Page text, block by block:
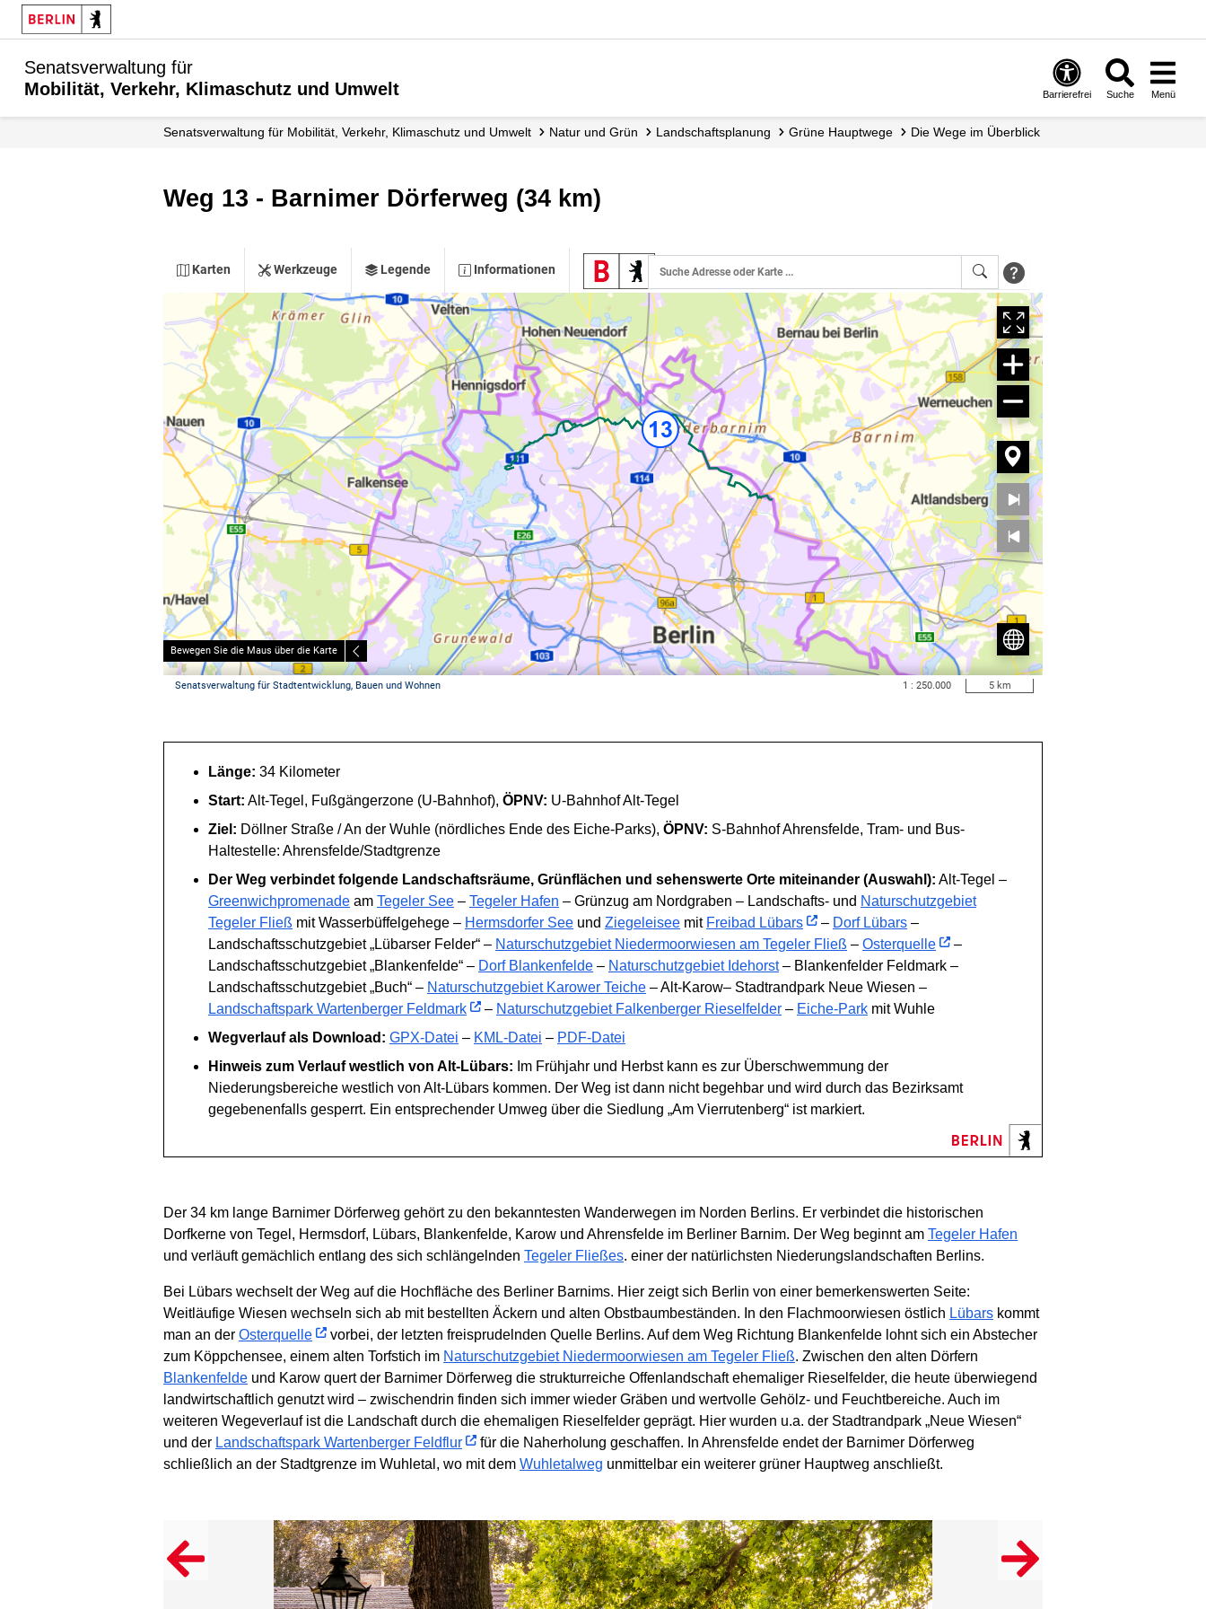
Senatsverwaltung für
Mobilität, Verkehr, Klimaschutz und Umwelt
Barrierefrei Suche Menü
Senatsverwaltung für Mobilität, Verkehr, Klimaschutz und Umwelt Natur und Grün Landschafts­planung Grüne Hauptwege Die Wege im Überblick
Weg 13 - Barnimer Dörferweg (34 km)
Länge: 34 Kilometer
Start: Alt-Tegel, Fußgängerzone (U-Bahnhof), ÖPNV: U-Bahnhof Alt-Tegel
Ziel: Döllner Straße / An der Wuhle (nördliches Ende des Eiche-Parks), ÖPNV: S-Bahnhof Ahrensfelde, Tram- und Bus-
Haltestelle: Ahrensfelde/Stadtgrenze
Der Weg verbindet folgende Landschaftsräume, Grünflächen und sehenswerte Orte miteinander (Auswahl): Alt-Tegel –
Greenwichpromenade am Tegeler See – Tegeler Hafen – Grünzug am Nordgraben – Landschafts- und Naturschutzgebiet
Tegeler Fließ mit Wasserbüffelgehege – Hermsdorfer See und Ziegeleisee mit Freibad Lübars – Dorf Lübars –
Landschaftsschutzgebiet „Lübarser Felder“ – Naturschutzgebiet Niedermoorwiesen am Tegeler Fließ – Osterquelle
–
Landschaftsschutzgebiet „Blankenfelde“ – Dorf Blankenfelde – Naturschutzgebiet Idehorst– Blankenfelder Feldmark –
Landschaftsschutzgebiet „Buch“ – Naturschutzgebiet Karower Teiche – Alt-Karow– Stadtrandpark Neue Wiesen –
Landschaftspark Wartenberger Feldmark
– Naturschutzgebiet Falkenberger Rieselfelder – Eiche-Park mit Wuhle
Wegverlauf als Download: GPX-Datei – KML-Datei – PDF-Datei
Hinweis zum Verlauf westlich von Alt-Lübars: Im Frühjahr und Herbst kann es zur Überschwemmung der
Niederungsbereiche westlich von Alt-Lübars kommen. Der Weg ist dann nicht begehbar und wird durch das Bezirksamt
gegebenenfalls gesperrt. Ein entsprechender Umweg über die Siedlung „Am Vierrutenberg“ ist markiert.
Der 34 km lange Barnimer Dörferweg gehört zu den bekanntesten Wanderwegen im Norden Berlins. Er verbindet die historischen
Dorfkerne von Tegel, Hermsdorf, Lübars, Blankenfelde, Karow und Ahrensfelde im Berliner Barnim. Der Weg beginnt am Tegeler Hafen
und verläuft gemächlich entlang des sich schlängelnden Tegeler Fließes. einer der natürlichsten Niederungslandschaften Berlins.
Bei Lübars wechselt der Weg auf die Hochfläche des Berliner Barnims. Hier zeigt sich Berlin von einer bemerkenswerten Seite:
Weitläufige Wiesen wechseln sich ab mit bestellten Äckern und alten Obstbaumbeständen. In den Flachmoorwiesen östlich Lübars kommt
man an der Osterquelle
vorbei, der letzten freisprudelnden Quelle Berlins. Auf dem Weg Richtung Blankenfelde lohnt sich ein Abstecher
zum Köppchensee, einem alten Torfstich im Naturschutzgebiet Niedermoorwiesen am Tegeler Fließ. Zwischen den alten Dörfern
Blankenfelde und Karow quert der Barnimer Dörferweg die strukturreiche Offenlandschaft ehemaliger Rieselfelder, die heute überwiegend
landwirtschaftlich genutzt wird – zwischendrin finden sich immer wieder Gräben und wertvolle Gehölz- und Feuchtbereiche. Auch im
weiteren Wegeverlauf ist die Landschaft durch die ehemaligen Rieselfelder geprägt. Hier wurden u.a. der Stadtrandpark „Neue Wiesen“
und der Landschaftspark Wartenberger Feldflur
für die Naherholung geschaffen. In Ahrensfelde endet der Barnimer Dörferweg
schließlich an der Stadtgrenze im Wuhletal, wo mit dem Wuhletalweg unmittelbar ein weiterer grüner Hauptweg anschließt.